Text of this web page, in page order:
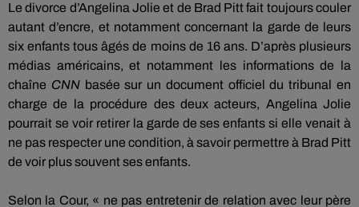
Le divorce d’Angelina Jolie et de Brad Pitt fait toujours couler
autant d’encre, et notamment concernant la garde de leurs
six enfants tous âgés de moins de 16 ans. D’après plusieurs
médias américains, et notamment les informations de la
chaîne CNNbasée sur un document officiel du tribunal en
charge de la procédure des deux acteurs, Angelina Jolie
pourrait se voir retirer la garde de ses enfants si elle venait à
ne pas respecter une condition, à savoir permettre à Brad Pitt
de voir plus souvent ses enfants.
Selon la Cour, « ne pas entretenir de relation avec leur père